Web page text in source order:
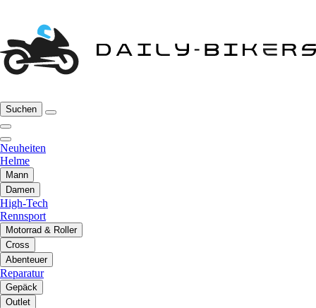
Suchen
Neuheiten
Helme
Mann
Damen
High-Tech
Rennsport
Motorrad & Roller
Cross
Abenteuer
Reparatur
Gepäck
Outlet